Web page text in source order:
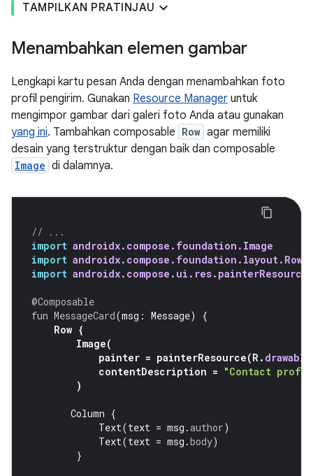
TAMPILKAN PRATINJAU
Menambahkan elemen gambar
Lengkapi kartu pesan Anda dengan menambahkan foto
profil pengirim. Gunakan Resource Manager untuk
mengimpor gambar dari galeri foto Anda atau gunakan
yang ini. Tambahkan composable Row agar memiliki
desain yang terstruktur dengan baik dan composable
Image di dalamnya.
// ...
import androidx.compose.foundation.Image
import androidx.compose.foundation.layout.Row
import androidx.compose.ui.res.painterResource
@Composable
fun MessageCard(msg : Message)
{
Row {
Image(
painter = painterResource(R. drawable
contentDescription = "Contact
)
Column {
Text(text = msg .author)
Text(text = msg .body)
}